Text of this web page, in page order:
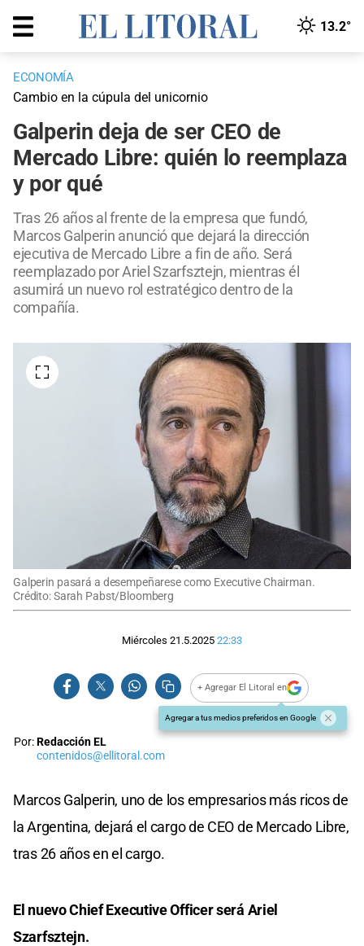
13.2°
ECONOMÍA
Cambio en la cúpula del unicornio
Galperin deja de ser CEO de
Mercado Libre: quién lo reemplaza
y por qué
Tras 26 años al frente de la empresa que fundó,
Marcos Galperin anunció que dejará la dirección
ejecutiva de Mercado Libre a fin de año. Será
reemplazado por Ariel Szarfsztejn, mientras él
asumirá un nuevo rol estratégico dentro de la
compañía.
Galperin pasará a desempeñarese como Executive Chairman.
Crédito: Sarah Pabst/Bloomberg
Miércoles 21.5.2025 22:33
+ Agregar El Litoral en
Agregar a tus medios preferidos en Google
Por:Redacción EL
contenidos@ellitoral.com
Marcos Galperin, uno de los empresarios más ricos de
la Argentina, dejará el cargo de CEO de Mercado Libre,
tras 26 años en el cargo.
El nuevo Chief Executive Officer será Ariel
Szarfsztejn.